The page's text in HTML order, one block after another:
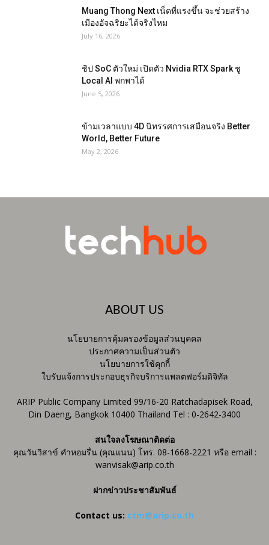
Muang Thong Next เน็ตที่แรงขึ้น จะช่วยสร้าง
เมืองอัจฉริยะได้จริงไหม
July 16, 2026
ชิป SoC ตัวใหม่ เปิดตัว Nvidia RTX Spark ชู
Local AI พกพาได้
June 5, 2026
ข้ามเวลาแบบ 4D นิทรรศการเสมือนจริง Better
World, Better Future
May 2, 2026
ABOUT US
นโยบายการคุ้มครองข้อมูลส่วนบุคคล
ประกาศความเป็นส่วนตัว
นโยบายการใช้คุกกี้
ใบรับแจ้งการประกอบธุรกิจบริการแพลตฟอร์มดิจิทัล
ARIP Public Company Limited 99/16-20 Ratchadapisek Road,
Din Daeng, Bangkok 10400 Thailand Tel : 0-2642-3400
สนใจลงโฆษณาติดต่อ
คุณวันวิสาข์ คำหอมรื่น (คุณแนน) โทร. 08-1668-2221 หรือ email :
wanvisak@arip.co.th
ฝากข่าวประชาสัมพันธ์
Contact us: ctm@arip.co.th